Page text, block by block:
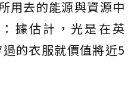
用去的能源與資源中
據估計，光是在英
的衣服就價值將近5